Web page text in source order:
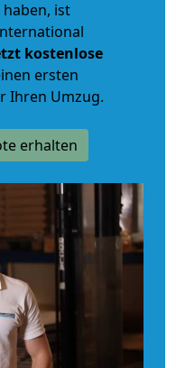
ist
kostenlose
ersten
Ihren Umzug.
erhalten